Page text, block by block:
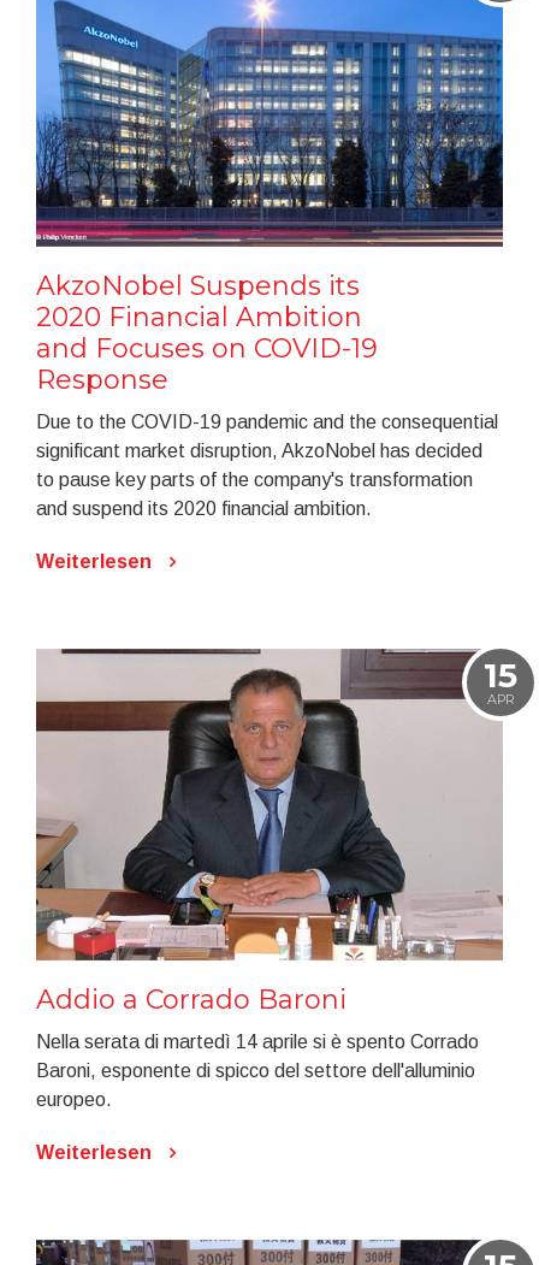
AkzoNobel Suspends its
2020 Financial Ambition
and Focuses on COVID-19
Response
Due to the COVID-19 pandemic and the consequential
significant market disruption, AkzoNobel has decided
to pause key parts of the company's transformation
and suspend its 2020 financial ambition.
Weiterlesen
15
APR
Addio a Corrado Baroni
Nella serata di martedì 14 aprile si è spento Corrado
Baroni, esponente di spicco del settore dell'alluminio
europeo.
Weiterlesen